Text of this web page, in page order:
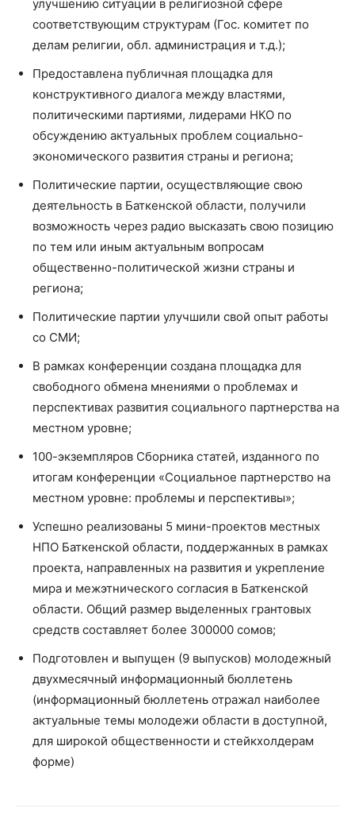
улучшению ситуации в религиозной сфере
соответствующим структурам (Гос. комитет по
делам религии, обл. администрация и т.д.);
Предоставлена публичная площадка для
конструктивного диалога между властями,
политическими партиями, лидерами НКО по
обсуждению актуальных проблем социально-
экономического развития страны и региона;
Политические партии, осуществляющие свою
деятельность в Баткенской области, получили
возможность через радио высказать свою позицию
по тем или иным актуальным вопросам
общественно-политической жизни страны и
региона;
Политические партии улучшили свой опыт работы
со СМИ;
В рамках конференции создана площадка для
свободного обмена мнениями о проблемах и
перспективах развития социального партнерства на
местном уровне;
100-экземпляров Сборника статей, изданного по
итогам конференции «Социальное партнерство на
местном уровне: проблемы и перспективы»;
Успешно реализованы 5 мини-проектов местных
НПО Баткенской области, поддержанных в рамках
проекта, направленных на развития и укрепление
мира и межэтнического согласия в Баткенской
области. Общий размер выделенных грантовых
средств составляет более 300000 сомов;
Подготовлен и выпущен (9 выпусков) молодежный
двухмесячный информационный бюллетень
(информационный бюллетень отражал наиболее
актуальные темы молодежи области в доступной,
для широкой общественности и стейкхолдерам
форме)